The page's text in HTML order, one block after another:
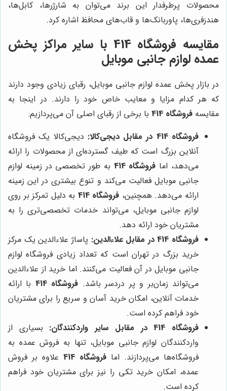
محصولات پرطرفدار این برند می‌توان به شارژرها، کابل‌ها،
هندزفری‌ها، پاوربانک‌ها و قاب‌های محافظ اشاره کرد.
مقایسه فروشگاه 414 با سایر مراکز پخش
عمده لوازم جانبی موبایل
در بازار پخش عمده لوازم جانبی موبایل، رقبای زیادی وجود دارند
که هر کدام مزایا و معایب خاص خود را دارند. در اینجا به
مقایسه فروشگاه 414
با برخی از رقبای اصلی آن می‌پردازیم:
فروشگاه 414 در مقابل دیجی‌کالا:
دیجی‌کالا یک فروشگاه
آنلاین بزرگ است که طیف گسترده‌ای از محصولات را ارائه
می‌دهد، اما فروشگاه 414
به طور تخصصی در زمینه لوازم
جانبی موبایل فعالیت می‌کند و تنوع بیشتری در این زمینه
ارائه می‌دهد. همچنین، فروشگاه 414
به دلیل تمرکز بر روی
لوازم جانبی موبایل، می‌تواند خدمات تخصصی‌تری را به
مشتریان خود ارائه دهد.
فروشگاه 414 در مقابل علاءالدین:
پاساژ علاءالدین یک مرکز
خرید بزرگ در تهران است که تعداد زیادی فروشگاه لوازم
جانبی موبایل در آن فعالیت می‌کنند. اما خرید از علاءالدین
می‌تواند زمان‌بر و پر دردسر باشد. فروشگاه 414
با ارائه
خدمات آنلاین، امکان خرید آسان و سریع را برای مشتریان
خود فراهم کرده است.
فروشگاه 414 در مقابل سایر واردکنندگان:
بسیاری از
واردکنندگان لوازم جانبی موبایل، تنها به فروش عمده به
فروشگاه‌ها می‌پردازند. اما فروشگاه 414
علاوه بر فروش
عمده، امکان خرید تکی را نیز برای مشتریان خود فراهم
کرده است.